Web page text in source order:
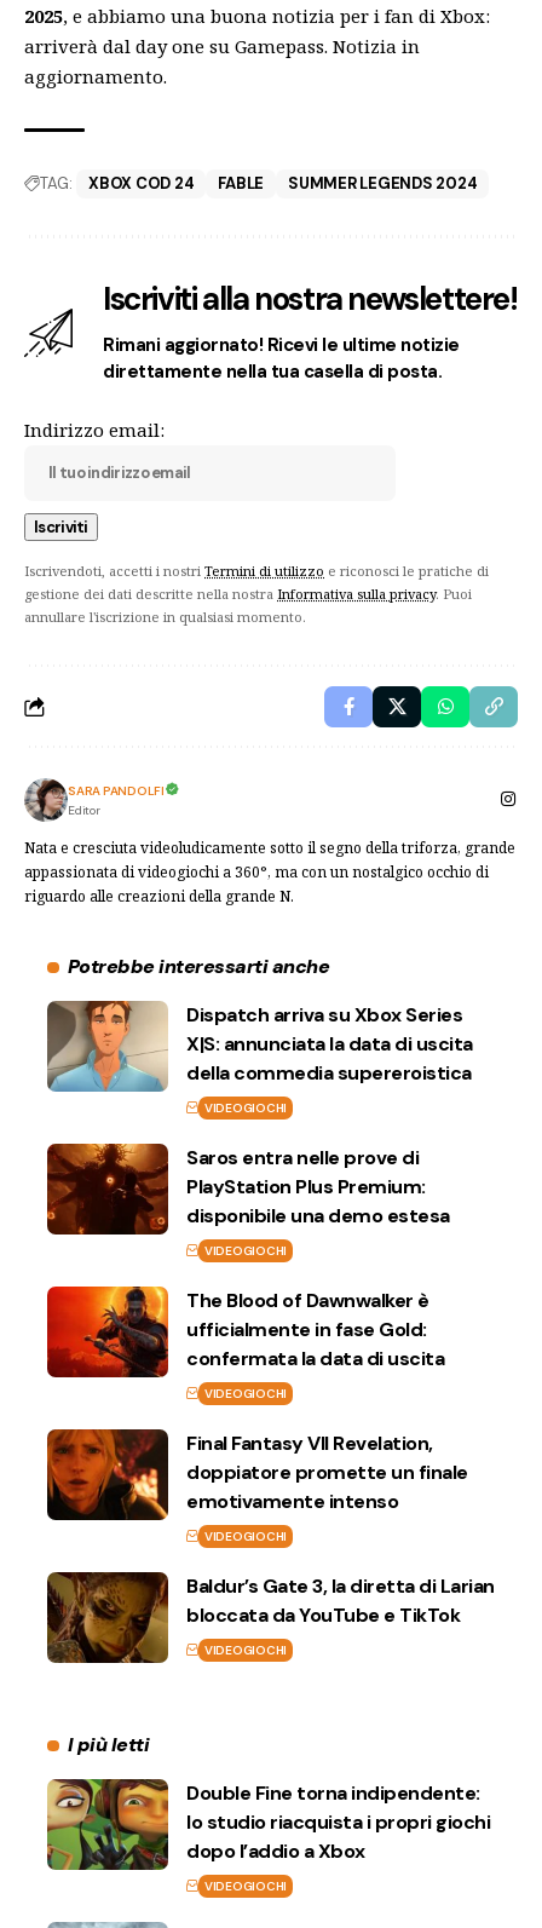
2025, e abbiamo una buona notizia per i fan di Xbox:
arriverà dal day one su Gamepass. Notizia in
aggiornamento.
TAG: XBOX COD 24 FABLE SUMMER LEGENDS 2024
Iscriviti alla nostra newslettere!
Rimani aggiornato! Ricevi le ultime notizie
direttamente nella tua casella di posta.
Indirizzo email:
Iscrivendoti, accetti i nostri Termini di utilizzo e riconosci le pratiche di
gestione dei dati descritte nella nostra Informativa sulla privacy. Puoi
annullare l'iscrizione in qualsiasi momento.
SARA PANDOLFI
Editor
Nata e cresciuta videoludicamente sotto il segno della triforza, grande
appassionata di videogiochi a 360°, ma con un nostalgico occhio di
riguardo alle creazioni della grande N.
Potrebbe interessarti anche
Dispatch arriva su Xbox Series
X|S: annunciata la data di uscita
della commedia supereroistica
VIDEOGIOCHI
Saros entra nelle prove di
PlayStation Plus Premium:
disponibile una demo estesa
VIDEOGIOCHI
The Blood of Dawnwalker è
ufficialmente in fase Gold:
confermata la data di uscita
VIDEOGIOCHI
Final Fantasy VII Revelation,
doppiatore promette un finale
emotivamente intenso
VIDEOGIOCHI
Baldur’s Gate 3, la diretta di Larian
bloccata da YouTube e TikTok
VIDEOGIOCHI
I più letti
Double Fine torna indipendente:
lo studio riacquista i propri giochi
dopo l’addio a Xbox
VIDEOGIOCHI